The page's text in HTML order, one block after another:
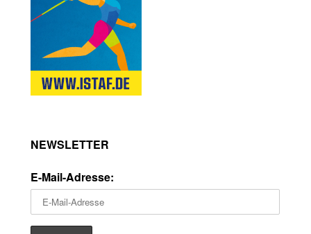
NEWSLETTER
E-Mail-Adresse: